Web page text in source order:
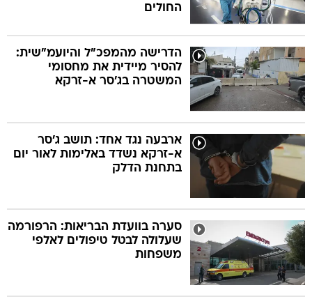
החולים
הדרישה מהמפכ"ל והיועמ"שית:
להסיר מיידית את מחסומי
המשטרה בג'סר א-זרקא
ארבעה נגד אחד: תושב ג'סר
א-זרקא נשדד באלימות לאור יום
בתחנת הדלק
סערה בוועדת הבריאות: הרפורמה
שעלולה לבטל טיפולים לאלפי
משפחות